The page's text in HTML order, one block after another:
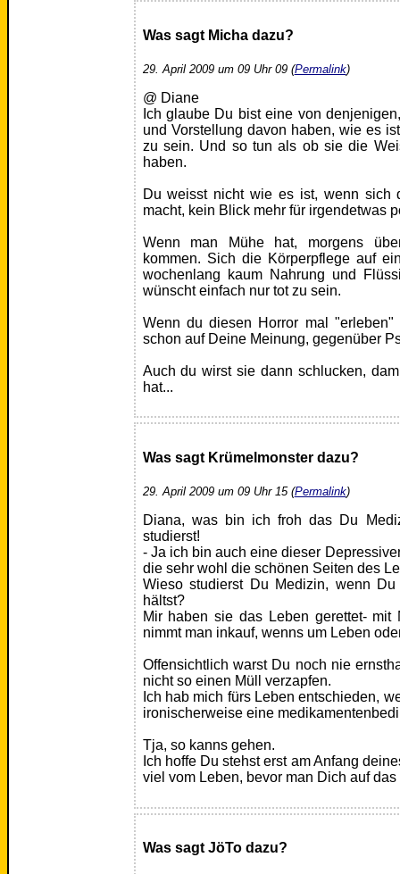
Was sagt Micha dazu?
29. April 2009 um 09 Uhr 09 (Permalink)
@ Diane
Ich glaube Du bist eine von
und Vorstellung davon haben, wie es
zu sein. Und so tun als ob sie die
haben.
Du weisst nicht wie es ist, wenn sich
macht, kein Blick mehr für irgendetwas
Wenn man Mühe hat, morgens
kommen. Sich die Körperpflege auf
wochenlang kaum Nahrung und
wünscht einfach nur tot zu sein.
Wenn du diesen Horror mal
schon auf Deine Meinung, gegenüber
Auch du wirst sie dann schlucken,
hat...
Was sagt Krümelmonster dazu?
29. April 2009 um 09 Uhr 15 (Permalink)
Diana, was bin ich froh das Du
studierst!
- Ja ich bin auch eine dieser
die sehr wohl die schönen Seiten des
Wieso studierst Du Medizin, wenn
hältst?
Mir haben sie das Leben gerettet- mit
nimmt man inkauf, wenns um Leben
Offensichtlich warst Du noch nie
nicht so einen Müll verzapfen.
Ich hab mich fürs Leben entschieden,
ironischerweise eine
Tja, so kanns gehen.
Ich hoffe Du stehst erst am Anfang
viel vom Leben, bevor man Dich auf
Was sagt JöTo dazu?